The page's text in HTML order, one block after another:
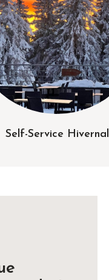
Self-Service Hivernal